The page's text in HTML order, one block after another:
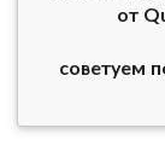
от
советуем